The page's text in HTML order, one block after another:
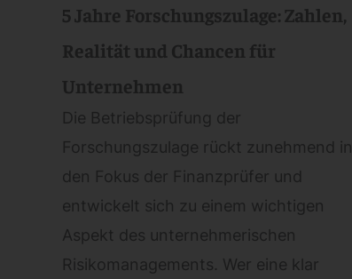
5 Jahre Forschungszulage: Zahlen,
Realität und Chancen für
Unternehmen
Die Betriebsprüfung der
Forschungszulage rückt zunehmend in
den Fokus der Finanzprüfer und
entwickelt sich zu einem wichtigen
Aspekt des unternehmerischen
Risikomanagements. Wer eine klar